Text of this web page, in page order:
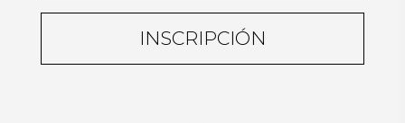
INSCRIPCIÓN